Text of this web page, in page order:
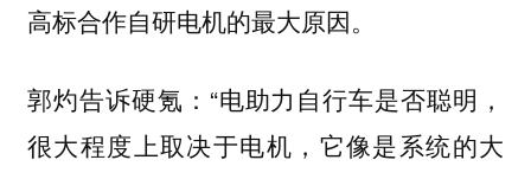
高标合作自研电机的最大原因。
郭灼告诉硬氪：“电助力自行车是否聪明，
很大程度上取决于电机，它像是系统的大